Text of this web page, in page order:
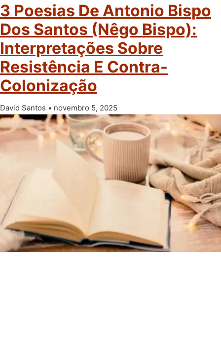
3 Poesias De Antonio Bispo
Dos Santos (Nêgo Bispo):
Interpretações Sobre
Resistência E Contra-
Colonização
David Santos novembro 5, 2025